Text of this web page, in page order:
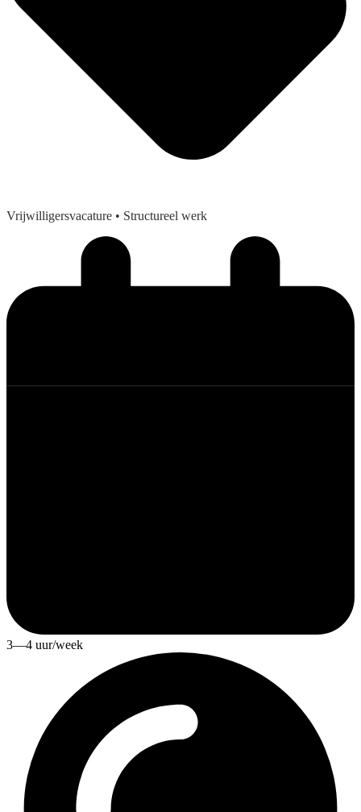
Vrijwilligersvacature • Structureel werk
3—4 uur/week